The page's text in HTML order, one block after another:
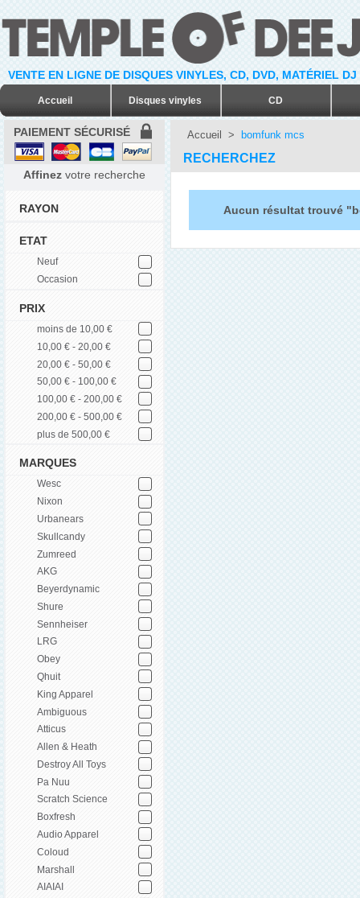
VENTE EN LIGNE DE DISQUES VINYLES, CD, DVD, MATÉRIEL
Accueil Disques vinyles CD
PAIEMENT SÉCURISÉ
Affinez votre recherche
RAYON
ETAT
Neuf
Occasion
PRIX
moins de 10,00 €
10,00 € - 20,00 €
20,00 € - 50,00 €
50,00 € - 100,00 €
100,00 € - 200,00 €
200,00 € - 500,00 €
plus de 500,00 €
MARQUES
Wesc
Nixon
Urbanears
Skullcandy
Zumreed
AKG
Beyerdynamic
Shure
Sennheiser
LRG
Obey
Qhuit
King Apparel
Ambiguous
Atticus
Allen & Heath
Destroy All Toys
Pa Nuu
Scratch Science
Boxfresh
Audio Apparel
Coloud
Marshall
AIAIAI
Accueil > bomfunk mcs
RECHERCHEZ
Aucun résultat trouvé